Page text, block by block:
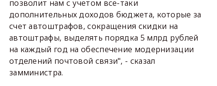
позволит нам с учетом все-таки
дополнительных доходов бюджета, которые за
счет автоштрафов, сокращения скидки на
автоштрафы, выделять порядка 5 млрд рублей
на каждый год на обеспечение модернизации
отделений почтовой связи", - сказал
замминистра.